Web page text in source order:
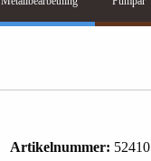
Artikelnummer: 52410